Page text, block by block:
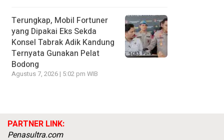
Terungkap, Mobil Fortuner
yang Dipakai Eks Sekda
Konsel Tabrak Adik Kandung
Ternyata Gunakan Pelat
Bodong
Agustus 7, 2026 | 5:02 pm WIB
PARTNER LINK:
Penasultra.com